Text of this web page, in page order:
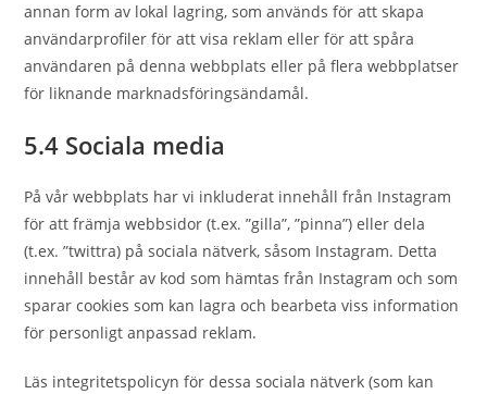
annan form av lokal lagring, som används för att skapa
användarprofiler för att visa reklam eller för att spåra
användaren på denna webbplats eller på flera webbplatser
för liknande marknadsföringsändamål.
5.4 Sociala media
På vår webbplats har vi inkluderat innehåll från Instagram
för att främja webbsidor (t.ex. ”gilla”, ”pinna”) eller dela
(t.ex. ”twittra) på sociala nätverk, såsom Instagram. Detta
innehåll består av kod som hämtas från Instagram och som
sparar cookies som kan lagra och bearbeta viss information
för personligt anpassad reklam.
Läs integritetspolicyn för dessa sociala nätverk (som kan